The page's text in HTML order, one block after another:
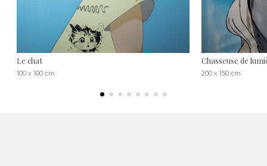
Le chat
100 x 100 cm
Chasseuse de
200 x 150 cm